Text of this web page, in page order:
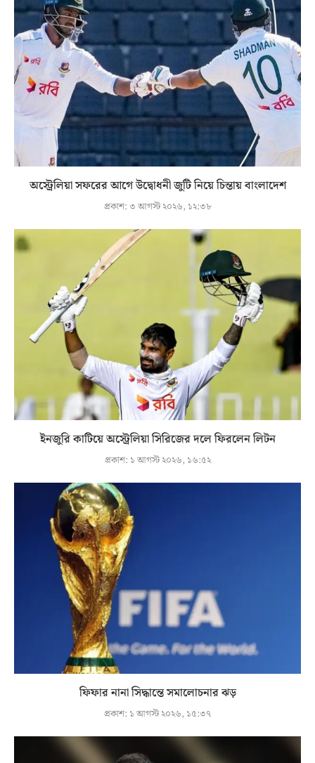
অস্ট্রেলিয়া সফরের আগে উদ্বোধনী জুটি নিয়ে চিন্তায় বাংলাদেশ
প্রকাশ:৩ আগস্ট ২০২৬, ১২:৩৮
ইনজুরি কাটিয়ে অস্ট্রেলিয়া সিরিজের দলে ফিরলেন লিটন
প্রকাশ: ১ আগস্ট ২০২৬, ১৬:৫২
ফিফার নানা সিদ্ধান্তে সমালোচনার ঝড়
প্রকাশ: ১ আগস্ট ২০২৬, ১৫:৩৭